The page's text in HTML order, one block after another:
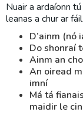
Nuair a ardaíonn
leanas a chur ar fáil
D’ainm (nó
Do shonraí
Ainm an
An oiread
imní
Má tá
maidir le